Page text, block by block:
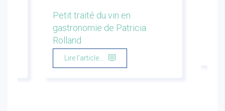
Petit traité du vin en
gastronomie de Patricia
Rolland
Lire l'article...